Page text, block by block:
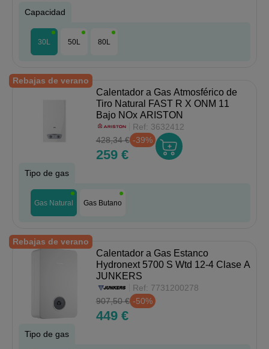
Capacidad
30L 50L 80L
Rebajas de verano
Calentador a Gas Atmosférico de
Tiro Natural FAST R X ONM 11
Bajo NOx ARISTON
Ref: 3632412
428,34 € -39%
259 €
Tipo de gas
Gas Natural Gas Butano
Rebajas de verano
Calentador a Gas Estanco
Hydronext 5700 S Wtd 12-4 Clase A
JUNKERS
Ref: 7731200278
907,50 € -50%
449 €
Tipo de gas